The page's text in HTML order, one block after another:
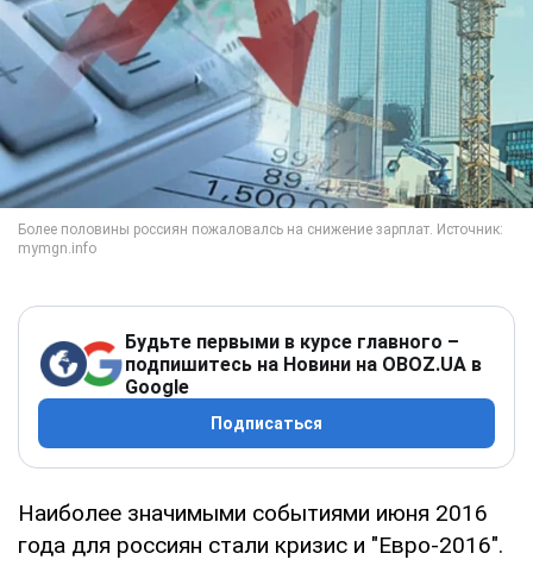
Будьте первыми в курсе главного –
подпишитесь на Новини на OBOZ.UA в
Google
Подписаться
Наиболее значимыми событиями июня 2016
года для россиян стали кризис и "Евро-2016".